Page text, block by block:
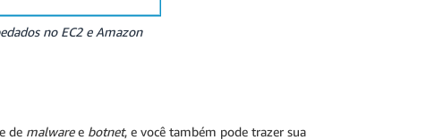
no EC2 e Amazon
de malwaree botnet, e você também pode trazer sua